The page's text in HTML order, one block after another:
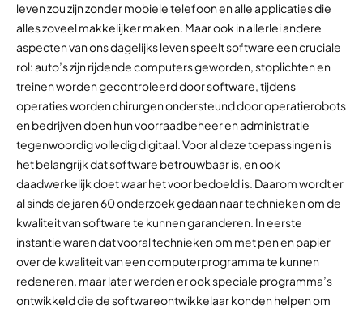
leven zou zijn zonder mobiele telefoon en alle applicaties die
alles zoveel makkelijker maken. Maar ook in allerlei andere
aspecten van ons dagelijks leven speelt software een cruciale
rol: auto’s zijn rijdende computers geworden, stoplichten en
treinen worden gecontroleerd door software, tijdens
operaties worden chirurgen ondersteund door operatierobots
en bedrijven doen hun voorraadbeheer en administratie
tegenwoordig volledig digitaal. Voor al deze toepassingen is
het belangrijk dat software betrouwbaar is, en ook
daadwerkelijk doet waar het voor bedoeld is. Daarom wordt er
al sinds de jaren 60 onderzoek gedaan naar technieken om de
kwaliteit van software te kunnen garanderen. In eerste
instantie waren dat vooral technieken om met pen en papier
over de kwaliteit van een computerprogramma te kunnen
redeneren, maar later werden er ook speciale programma’s
ontwikkeld die de softwareontwikkelaar konden helpen om